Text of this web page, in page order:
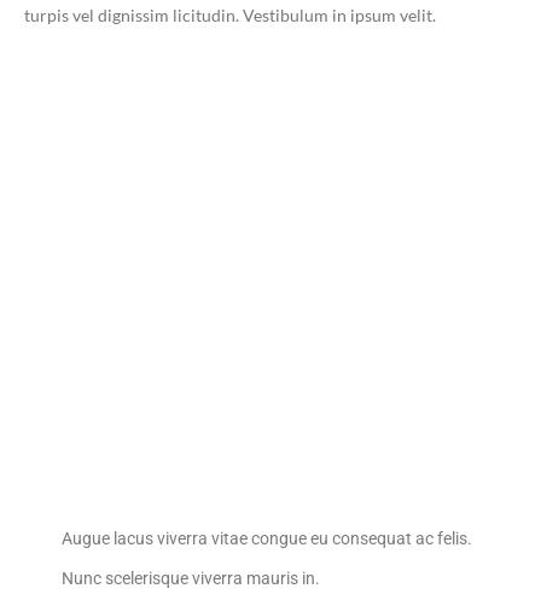
turpis vel dignissim licitudin. Vestibulum in ipsum velit.
Augue lacus viverra vitae congue eu consequat ac felis.
Nunc scelerisque viverra mauris in.